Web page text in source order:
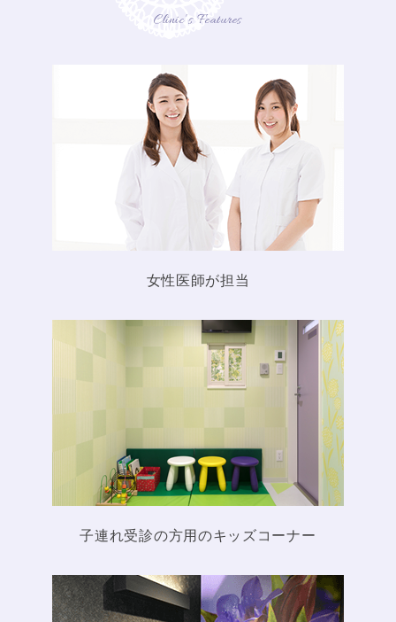
休診のお知らせ
お知らせ
2024.11.22 患者様へお知
2024.11.12
診・年末年始のお知らせ
2024.10.10
患者さまへお
知らせ
時休診のお知らせ
患者様へお知
知らせ
2024.08.17
患者様へのお
らせ
Clinic’s Features
女性医師が担当
子連れ受診の方用のキッズコーナー